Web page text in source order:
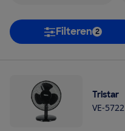
Filteren 2
Tristar
VE-5722